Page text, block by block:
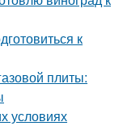
к
плиты:
условиях